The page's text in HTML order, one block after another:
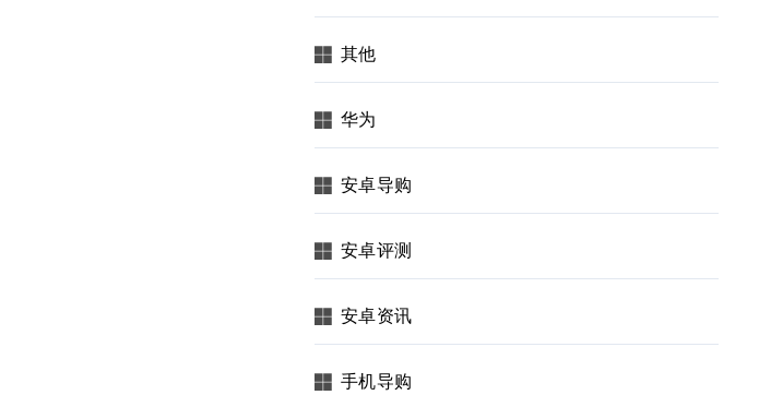
其他
华为
安卓导购
安卓评测
安卓资讯
手机导购